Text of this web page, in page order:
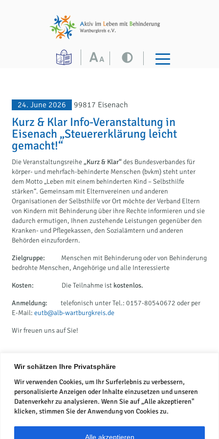
Wir schätzen Ihre Privatsphäre
Wir verwenden Cookies, um Ihr Surferlebnis zu verbessern,
personalisierte Anzeigen oder Inhalte einzusetzen und unseren
Datenverkehr zu analysieren. Wenn Sie auf „Alle akzeptieren"
klicken, stimmen Sie der Anwendung von Cookies zu.
Alle akzeptieren
24. June 2026 99817 Eisenach
Kurz & Klar Info-Veranstaltung in
Eisenach „Steuererklärung leicht
gemacht!“
Die Veranstaltungsreihe„Kurz & Klar“des Bundesverbandes für
körper- und mehrfach-behinderte Menschen (bvkm) steht unter
dem Motto „Leben mit einem behinderten Kind – Selbsthilfe
stärken“. Gemeinsam mit Elternvereinen und anderen
Organisationen der Selbsthilfe vor Ort möchte der Verband Eltern
von Kindern mit Behinderung über ihre Rechte informieren und sie
dadurch ermutigen, Ihnen zustehende Leistungen gegenüber den
Kranken- und Pflegekassen, den Sozialämtern und anderen
Behörden einzufordern.
Zielgruppe: Menschen mit Behinderung oder von Behinderung
bedrohte Menschen, Angehörige und alle Interessierte
Kosten: Die Teilnahme ist kostenlos.
Anmeldung:
telefonisch unter Tel.: 0157-80540672 oder per
E-Mail: eutb@alb-wartburgkreis.de
Wir freuen uns auf Sie!